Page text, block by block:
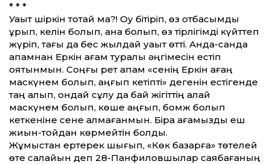
* * *
Уақыт шіркін тоқтай ма?! Оқу бітіріп, өз отбасымды
құрып, келін болып, ана болып, өз тірлігімді күйттеп
жүріп, тағы да бес жылдай уақыт өтті. Анда-санда
апамнан Еркін ағам туралы әңгімесін естіп
қоятынмын. Соңғы рет апам «сенің Еркін ағаң
маскүнем болып, қаңғып кетіпті» дегенін естігенде
таң қалып, ондай сұлу да бай жігіттің қалай
маскүнем болып, көше қаңғып, бомж болып
кеткеніне сене алмағанмын. Бірақ ағамызды еш
жиын-тойдан көрмейтін болдық.
Жұмыстан ертерек шығып, «Көк базарға» төтелей
өте салайын деп 28-Панфиловшылар саябағаның